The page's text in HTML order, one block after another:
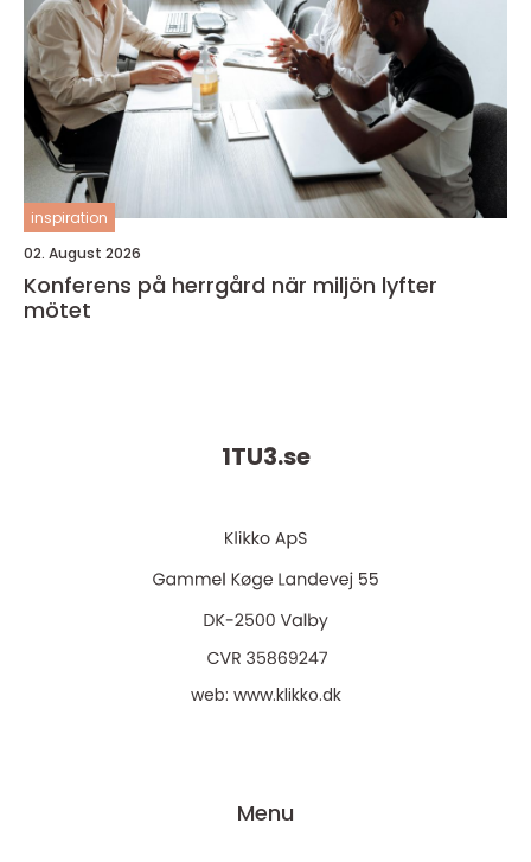
inspiration
02. August 2026
Konferens på herrgård när miljön lyfter
mötet
1TU3.se
web: www.klikko.dk
Menu